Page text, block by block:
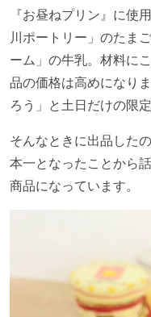
『お昼ねプリン』に使
川ポートリー」のたま
ーム」の牛乳。材料に
品の価格は高めになり
ろう」と土日だけの限定
そんなときに出品した
本一となったことから
商品になっています。